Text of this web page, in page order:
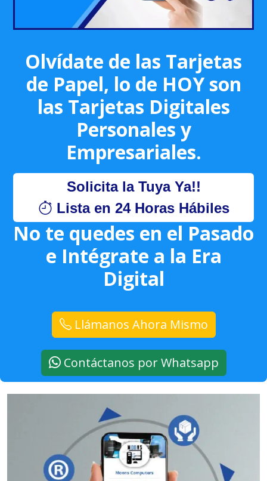
Olvídate de las Tarjetas
de Papel, lo de HOY son
las Tarjetas Digitales
Personales y
Empresariales.
Solicita la Tuya Ya!!
Lista en 24 Horas Hábiles
No te quedes en el Pasado
e Intégrate a la Era
Digital
Llámanos Ahora Mismo
Contáctanos por Whatsapp